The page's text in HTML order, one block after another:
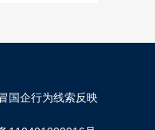
国企行为线索反映